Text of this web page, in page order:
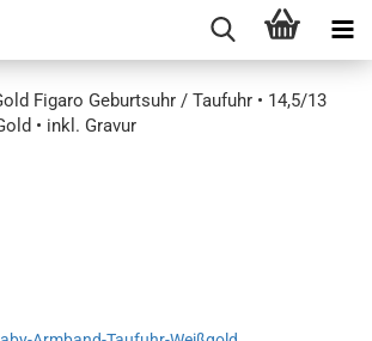
Figaro Geburtsuhr / Taufuhr • 14,5/13
• inkl. Gravur